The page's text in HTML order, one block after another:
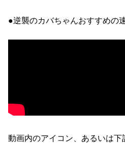
●逆襲のカバちゃんおすすめの
動画内のアイコン、あるいは